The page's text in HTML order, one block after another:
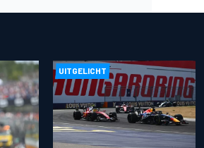
UITGELICHT